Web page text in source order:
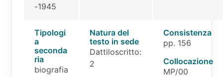
-1945
Tipologi
a
seconda
ria
biografia
Natura del
testo in sede
Dattiloscritto:
2
Consistenza
pp. 156
Collocazione
MP/00